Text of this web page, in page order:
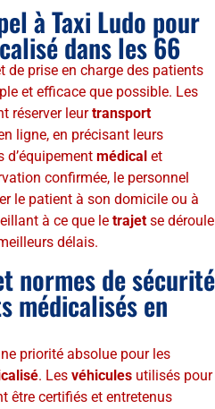
à Taxi Ludo pour
dans les 66
de prise en charge des patients
et efficace que possible. Les
réserver leurtransport
ligne, en précisant leurs
d’équipement médical et
confirmée, le personnel
le patient à son domicile ou à
à ce que le trajet se déroule
délais.
normes de sécurité
médicalisés en
priorité absolue pour les
. Les véhicules utilisés pour
être certifiés et entretenus